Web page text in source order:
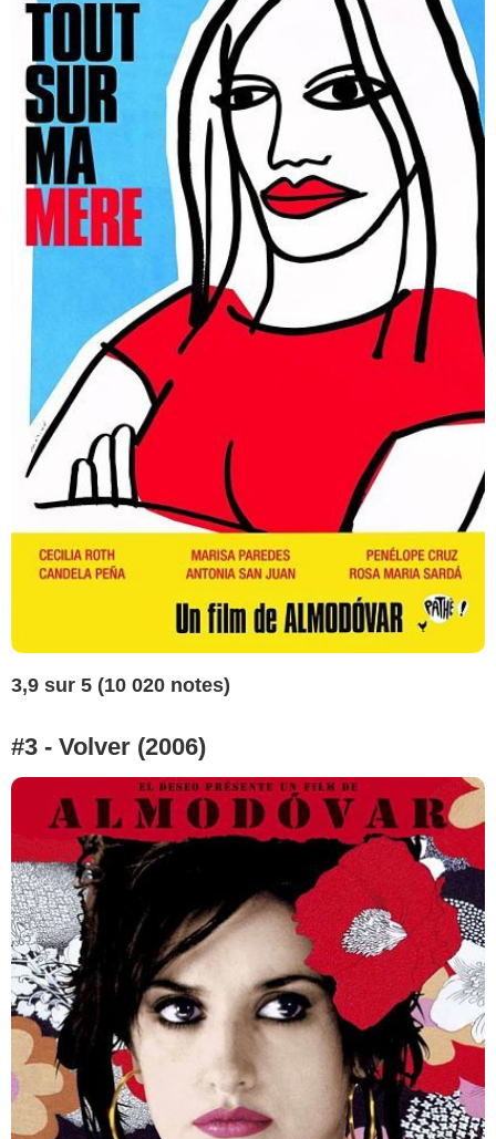
3,9 sur 5 (10 020 notes)
#3 - Volver (2006)